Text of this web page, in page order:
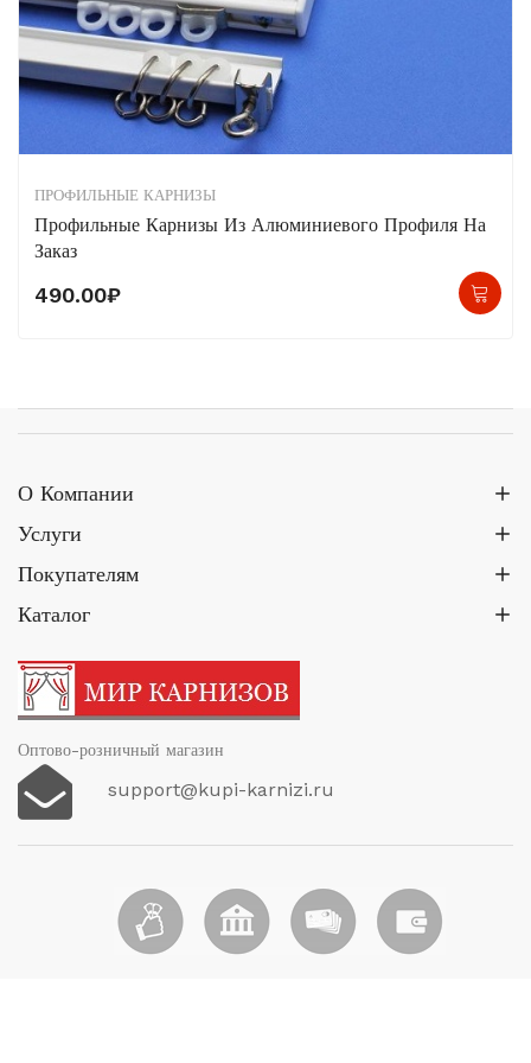
ПРОФИЛЬНЫЕ КАРНИЗЫ
Профильные Карнизы Из Алюминиевого Профиля На
Заказ
490.00₽
О Компании
Услуги
Покупателям
Каталог
Оптово-розничный магазин
support@kupi-karnizi.ru